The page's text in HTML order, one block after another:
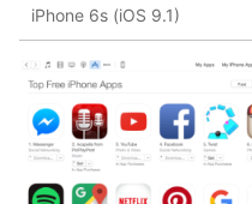
iPhone 6s (iOS 9.1)